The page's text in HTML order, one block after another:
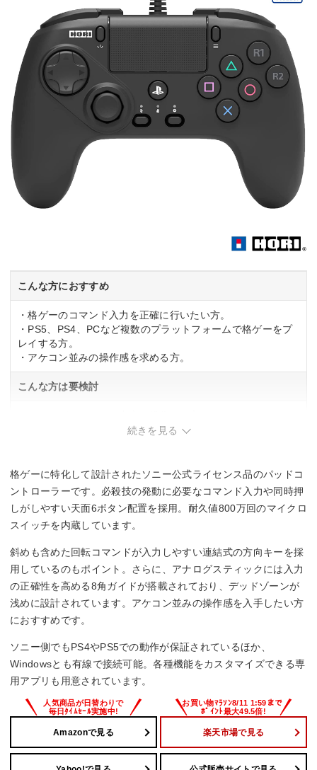
こんな方におすすめ
・格ゲーのコマンド入力を正確に行いたい方。
・PS5、PS4、PCなど複数のプラットフォームで格ゲーをプ
レイする方。
・アケコン並みの操作感を求める方。
こんな方は要検討
・長時間連続でプレイする方。
続きを見る
格ゲーに特化して設計されたソニー公式ライセンス品のパッドコ
ントローラーです。必殺技の発動に必要なコマンド入力や同時押
しがしやすい天面6ボタン配置を採用。耐久値800万回のマイクロ
スイッチを内蔵しています。
斜めも含めた回転コマンドが入力しやすい連結式の方向キーを採
用しているのもポイント。さらに、アナログスティックには入力
の正確性を高める8角ガイドが搭載されており、デッドゾーンが
浅めに設計されています。アケコン並みの操作感を入手したい方
におすすめです。
ソニー側でもPS4やPS5での動作が保証されているほか、
Windowsとも有線で接続可能。各種機能をカスタマイズできる専
用アプリも用意されています。
Amazonで見る 楽天市場で見る